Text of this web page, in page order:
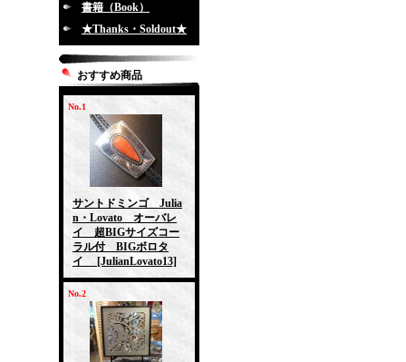
書籍（Book）
★Thanks・Soldout★
おすすめ商品
No.1
サントドミンゴ Julia
n・Lovato オーバレ
イ 超BIGサイズコー
ラル付 BIGボロタ
イ
[JulianLovato13]
No.2